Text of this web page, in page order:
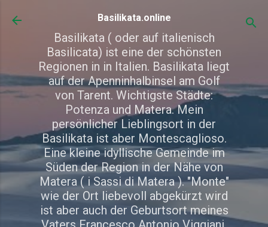
Direkt zum Hauptbereich
Basilikata.online
Basilikata ( oder auf italienisch
Basilicata) ist eine der schönsten
Regionen in in Italien. Basilikata liegt
auf der Apenninhalbinsel am Golf
von Tarent. Wichtigste Städte:
Potenza und Matera. Mein
persönlicher Lieblingsort in der
Basilikata ist aber Montescaglioso.
Eine kleine idyllische Gemeinde im
Süden der Region in der Nähe von
Matera ( i Sassi di Matera ). "Monte"
wie der Ort liebevoll abgekürzt wird
ist aber auch der Geburtsort meines